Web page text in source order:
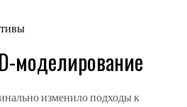
моделирование
изменило подходы к